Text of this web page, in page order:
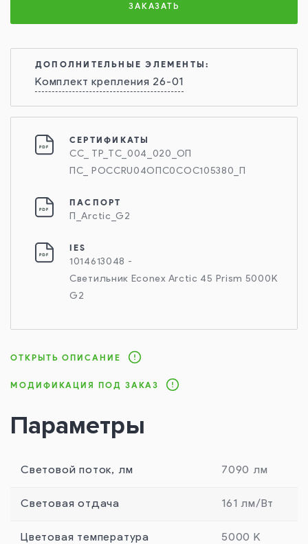
ЗАКАЗАТЬ
ДОПОЛНИТЕЛЬНЫЕ ЭЛЕМЕНТЫ:
Комплект крепления 26-01
СЕРТИФИКАТЫ
СС_ ТР_ТС_004_020_ОП
ПС_ РОССRU04ОПС0СОС105380_П
ПАСПОРТ
П_Arctic_G2
IES
1014613048 -
Светильник Econex Arctic 45 Prism 5000K
G2
ОТКРЫТЬ ОПИСАНИЕ
МОДИФИКАЦИЯ ПОД ЗАКАЗ
Параметры
Световой поток, лм 7090 лм
Световая отдача 161 лм/Вт
Цветовая температура 5000 К